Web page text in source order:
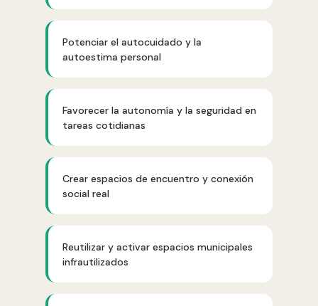
Potenciar el autocuidado y la
autoestima personal
Favorecer la autonomía y la seguridad en
tareas cotidianas
Crear espacios de encuentro y conexión
social real
Reutilizar y activar espacios municipales
infrautilizados